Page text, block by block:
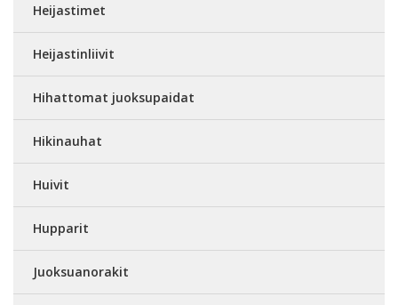
Heijastimet
Heijastinliivit
Hihattomat juoksupaidat
Hikinauhat
Huivit
Hupparit
Juoksuanorakit